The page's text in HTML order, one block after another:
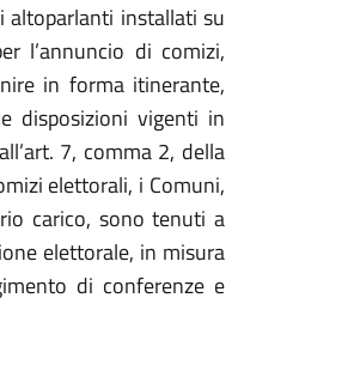
altoparlanti installati su
l’annuncio di comizi,
in forma itinerante,
disposizioni vigenti in
7, comma 2, della
elettorali, i Comuni,
carico, sono tenuti a
elettorale, in misura
di conferenze e